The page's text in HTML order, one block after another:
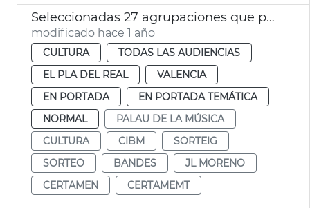
Seleccionadas 27 agrupaciones que participarán en la 137 edició del CIBM
modificado hace 1 año
CULTURA
TODAS LAS AUDIENCIAS
EL PLA DEL REAL
VALENCIA
EN PORTADA
EN PORTADA TEMÁTICA
NORMAL
PALAU DE LA MÚSICA
CULTURA
CIBM
SORTEIG
SORTEO
BANDES
JL MORENO
CERTAMEN
CERTAMEMT